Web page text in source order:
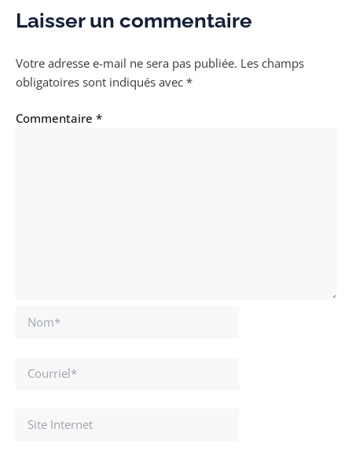
Laisser un commentaire
Votre adresse e-mail ne sera pas publiée. Les champs
obligatoires sont indiqués avec *
Commentaire *
Nom*
Courriel*
Site